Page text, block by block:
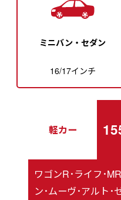
ミニバン・セダン
16/17インチ
軽カー
ワゴンR･ライフ･
ン･ムーヴ･アルト･